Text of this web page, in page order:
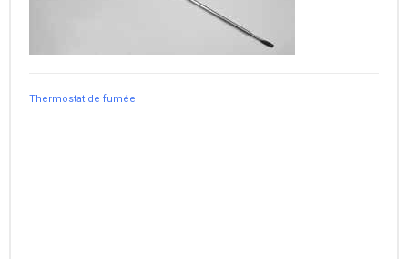
Thermostat de fumée